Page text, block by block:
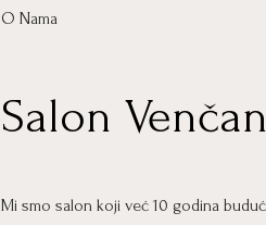
O Nama
Salon
Mi smo salon koji već 10 godina